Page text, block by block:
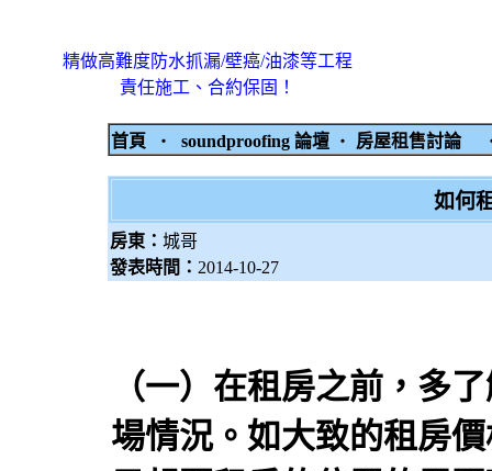
精做高難度防水抓漏/壁癌/油漆等工程
責任施工、合約保固！
首頁 ‧ soundproofing 論壇 ‧ 房屋租售討論
如何
房東： 城哥
發表時間： 2014-10-27
（一）在租房之前，多
場情況。如大致的租房價